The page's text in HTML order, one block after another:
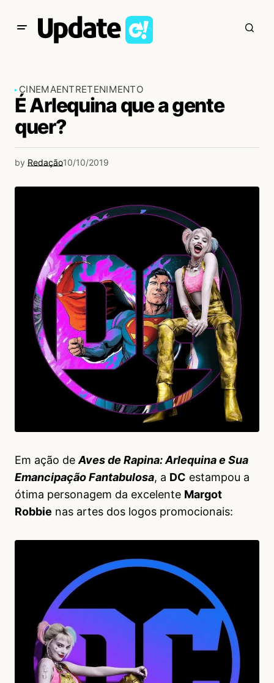
CINEMAENTRETENIMENTO
É Arlequina que a gente
quer?
by Redação10/10/2019
Em ação de Aves de Rapina: Arlequina e Sua
Emancipação Fantabulosa, a DC estampou a
ótima personagem da excelente Margot
Robbie nas artes dos logos promocionais: